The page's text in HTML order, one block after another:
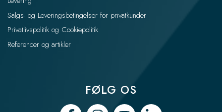
Salgs- og Leveringsbetingelser for privatkunder
Privatlivspolitik og Cookiepolitik
Referencer og artikler
FØLG OS